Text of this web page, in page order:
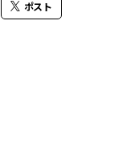
ポスト